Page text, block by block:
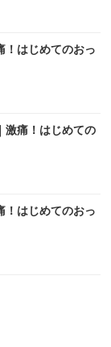
！はじめてのおっ
激痛！はじめての
！はじめてのおっ